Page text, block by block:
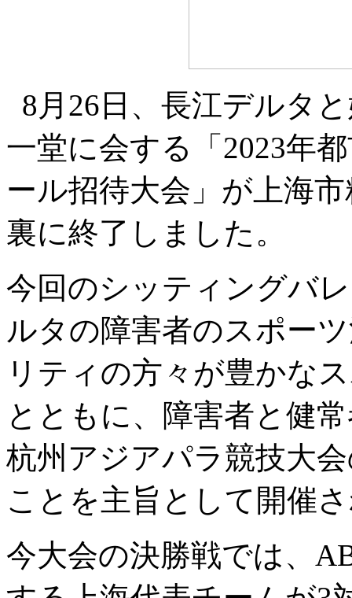
8月26日、長江デルタ
一堂に会する「2023年
ール招待大会」が上海
裏に終了しました。
今回のシッティングバ
ルタの障害者のスポー
リティの方々が豊かな
とともに、障害者と健
杭州アジアパラ競技大
ことを主旨として開催
今大会の決勝戦では、